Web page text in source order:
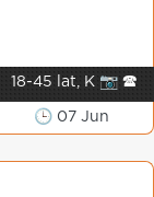
18-45 lat, K 📷 🕿
🕒 07 Jun